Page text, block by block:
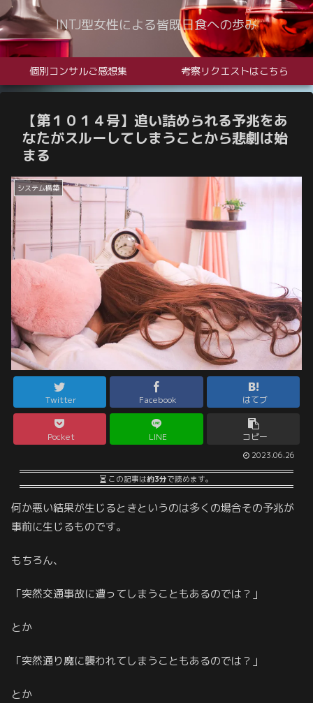
INTJ型女性による皆既日食への歩み
個別コンサルご感想集 考察リクエストはこちら
【第１０１４号】追い詰められる予兆をあ
なたがスルーしてしまうことから悲劇は始
まる
システム構築
Twitter Facebook はてブ
Pocket LINE コピー
2023.06.26
この記事は約3分で読めます。
何か悪い結果が生じるときというのは多くの場合その予兆が
事前に生じるものです。
もちろん、
「突然交通事故に遭ってしまうこともあるのでは？」
とか
「突然通り魔に襲われてしまうこともあるのでは？」
とか